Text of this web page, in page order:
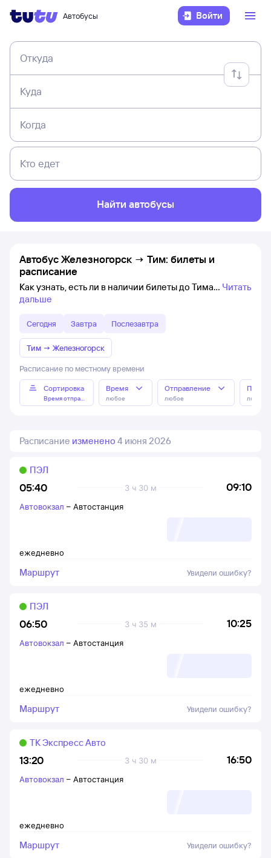
Автобусы Войти
Откуда
Куда
Когда
Кто едет
Найти автобусы
Автобус Железногорск → Тим: билеты и
расписание
Как узнать, есть ли в наличии билеты до Тима
Читать
дальше
Сегодня Завтра Послезавтра
Тим → Железногорск
Расписание по местному времени
Сортировка
Время отправления
Время
любое
Отправление
любое любое
Расписание изменено 4 июня 2026
05:40 09:10
3 ч 30 м
ПЭЛ
ежедневно
Автовокзал – Автостанция
Маршрут Увидели ошибку?
06:50 10:25
3 ч 35 м
ПЭЛ
ежедневно
Автовокзал – Автостанция
Маршрут Увидели ошибку?
13:20 16:50
3 ч 30 м
ТК Экспресс Авто
ежедневно
Автовокзал – Автостанция
Маршрут Увидели ошибку?